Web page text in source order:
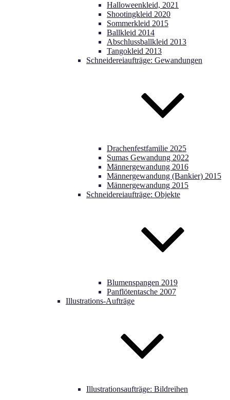
Halloweenkleid, 2021
Shootingkleid 2020
Sommerkleid 2015
Ballkleid 2014
Abschlussballkleid 2013
Tangokleid 2013
Schneidereiaufträge: Gewandungen
Drachenfestfamilie 2025
Sumas Gewandung 2022
Männergewandung 2016
Männergewandung (Bankier) 2015
Männergewandung 2015
Schneidereiaufträge: Objekte
Blumenspangen 2019
Panflötentasche 2007
Illustrations-Aufträge
Illustrationsaufträge: Bildreihen